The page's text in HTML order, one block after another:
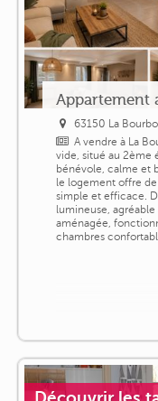
Appartement
63150 La
A vendre à La
vide, situé au 2ème
bénévole, calme et
le logement offre
simple et efficace.
lumineuse,
aménagée,
chambres